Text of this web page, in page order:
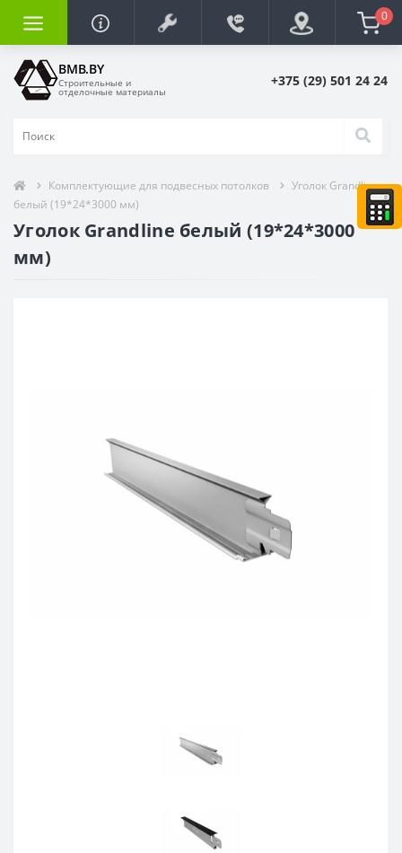
0
BMB.BY
Строительные и
отделочные материалы
+375 (29) 501 24 24
Комплектующие для подвесных потолков
Уголок Grandline
белый (19*24*3000 мм)
Уголок Grandline белый (19*24*3000
мм)